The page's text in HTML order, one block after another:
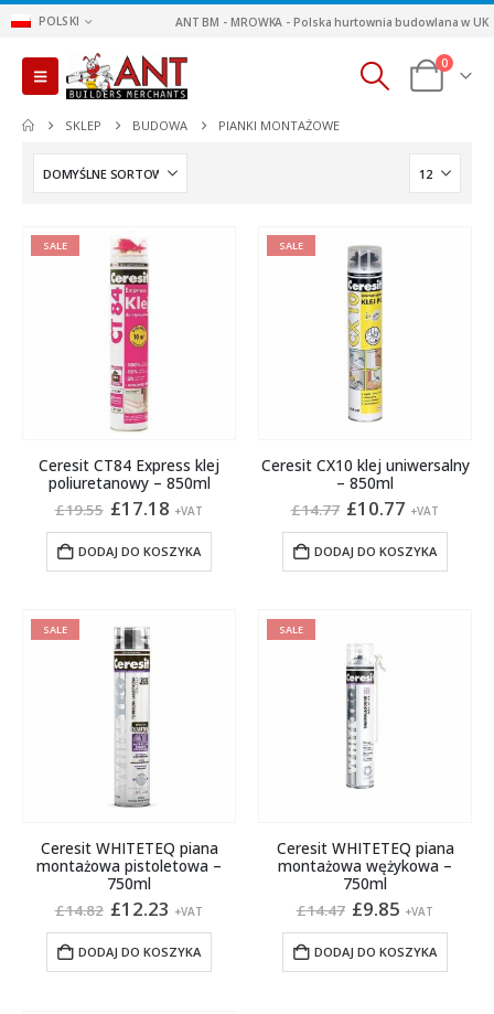
POLSKI ANT BM - MROWKA - Polska hurtownia budowlana w UK
0
SKLEP BUDOWA PIANKI MONTAŻOWE
SALE
Ceresit CT84 Express klej
poliuretanowy – 850ml
£19.55 Pierwotna
cena
wynosiła:
£19.55.
£17.18 Aktualna
cena
wynosi:
£17.18.
+VAT
DODAJ DO KOSZYKA
SALE
Ceresit CX10 klej uniwersalny
– 850ml
£14.77 Pierwotna
cena
wynosiła:
£14.77.
£10.77 Aktualna
cena
wynosi:
£10.77.
+VAT
DODAJ DO KOSZYKA
SALE
Ceresit WHITETEQ piana
montażowa pistoletowa –
750ml
£14.82 Pierwotna
wynosiła:
£14.82.
£12.23 Aktualna
wynosi:
£12.23.
+VAT
DODAJ DO KOSZYKA
SALE
Ceresit WHITETEQ piana
montażowa wężykowa –
750ml
£14.47 Pierwotna
wynosiła:
£14.47.
£9.85 Aktualna
wynosi:
£9.85.
+VAT
DODAJ DO KOSZYKA